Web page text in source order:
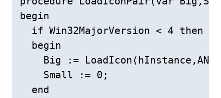
begin
  if Win32MajorVersion < 4 then
  begin
Big :=
    Small := 0;
  end